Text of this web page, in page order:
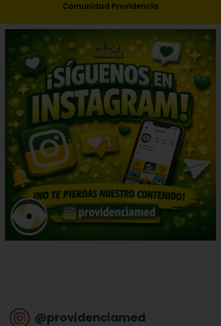
Comunidad Providencia
@providenciamed